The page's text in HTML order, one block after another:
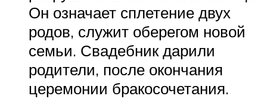
Он означает сплетение двух
родов, служит оберегом новой
семьи. Свадебник дарили
родители, после окончания
церемонии бракосочетания.